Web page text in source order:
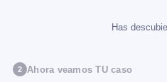
Has
2 Ahora veamos TU caso